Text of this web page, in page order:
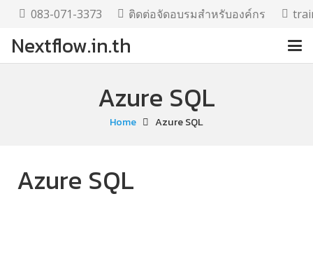
083-071-3373 ติดต่อจัดอบรมสำหรับองค์กร
Nextflow.in.th
Azure SQL
Home Azure SQL
Azure SQL